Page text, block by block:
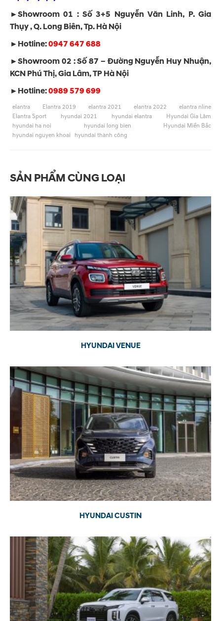
►Showroom 01 : Số 3+5 Nguyễn Văn Linh, P. Gia
Thụy , Q. Long Biên, Tp. Hà Nội
►Hotline:0947 647 688
►Showroom 02 : Số 87 – Đường Nguyễn Huy Nhuận,
KCN Phú Thị, Gia Lâm, TP Hà Nội
►Hotline:0989 579 699
elantra Elantra 2019 elantra 2021 elantra 2022
elantra nline
Elantra Sport
hyundai 2021 hyundai elantra
Hyundai Gia Lâm
hyundai ha noi
hyundai long bien
Hyundai Miền Bắc
hyundai nguyen khoai
hyundai thành công
SẢN PHẨM CÙNG LOẠI
HYUNDAI VENUE
HYUNDAI CUSTIN